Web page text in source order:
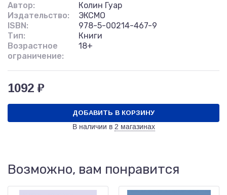
Автор:
Колин Гуар
Издательство:
ЭКСМО
ISBN:
978-5-00214-467-9
Тип:
Книги
Возрастное
ограничение:
18+
1092 ₽
ДОБАВИТЬ В КОРЗИНУ
В наличии в 2 магазинах
Возможно, вам понравится